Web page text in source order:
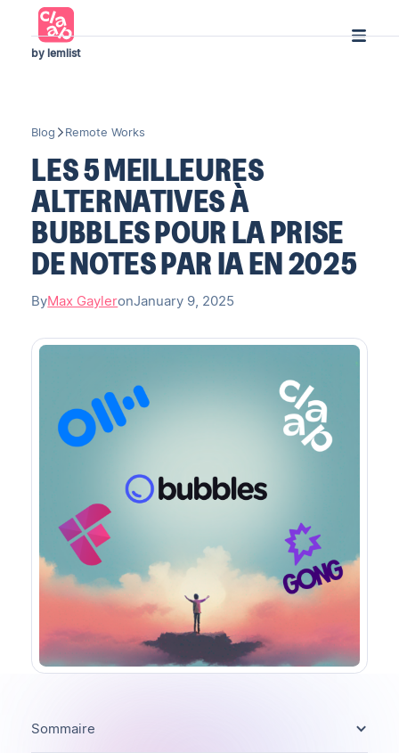
by lemlist
Blog Remote Works
LES 5 MEILLEURES
ALTERNATIVES À
BUBBLES POUR LA PRISE
DE NOTES PAR IA EN 2025
ByMax GayleronJanuary 9, 2025
Sommaire